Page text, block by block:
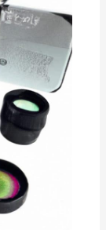
à créer une
joyeuse, vous
planifier les
éteindre ou
certain moment
5. cadeaux
la famille ou les
un choix de
ciel plein de
des effets
est la
de lumière de
pour Noël,
ou
de fête
quatre
° et plan).
ou dans
à
à
boutons
être